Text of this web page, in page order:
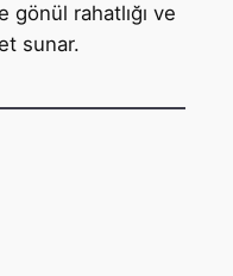
rahatlığı ve
sunar.